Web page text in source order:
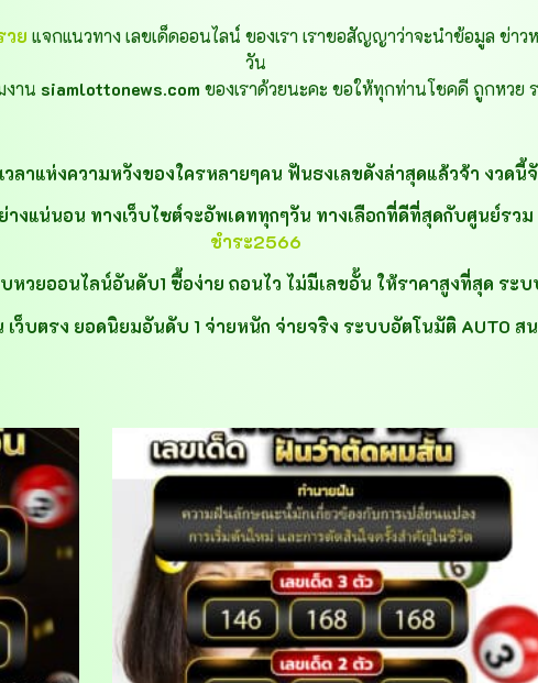
วย แจกแนวทาง เลขเด็ดออนไลน์ ของเรา เราขอสัญญาว่าจะนำข้อมูล ข่า
วัน
งาน siamlottonews.com ของเราด้วยนะคะ ขอให้ทุกท่านโชคดี ถูกหวย
ลาแห่งความหวังของใครหลายๆคน ฟันธงเลขดังล่าสุดแล้วจ้า งวดนี้
งแน่นอน ทางเว็บไซต์จะอัพเดททุกๆวัน ทางเลือกที่ดีที่สุดกับศูนย์รวม
ชำระ2566
หวยออนไลน์อันดับ1 ซื้อง่าย ถอนไว ไม่มีเลขอั้น ให้ราคาสูงที่สุด ระ
ว็บตรง ยอดนิยมอันดับ 1 จ่ายหนัก จ่ายจริง ระบบอัตโนมัติ AUTO ส